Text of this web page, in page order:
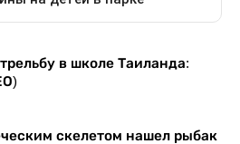
в школе Таиланда:
скелетом нашел рыбак